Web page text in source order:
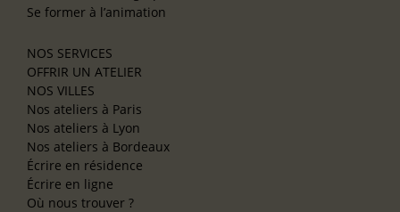
Se former à l’animation
NOS SERVICES
OFFRIR UN ATELIER
NOS VILLES
Nos ateliers à Paris
Nos ateliers à Lyon
Nos ateliers à Bordeaux
Écrire en résidence
Écrire en ligne
Où nous trouver ?